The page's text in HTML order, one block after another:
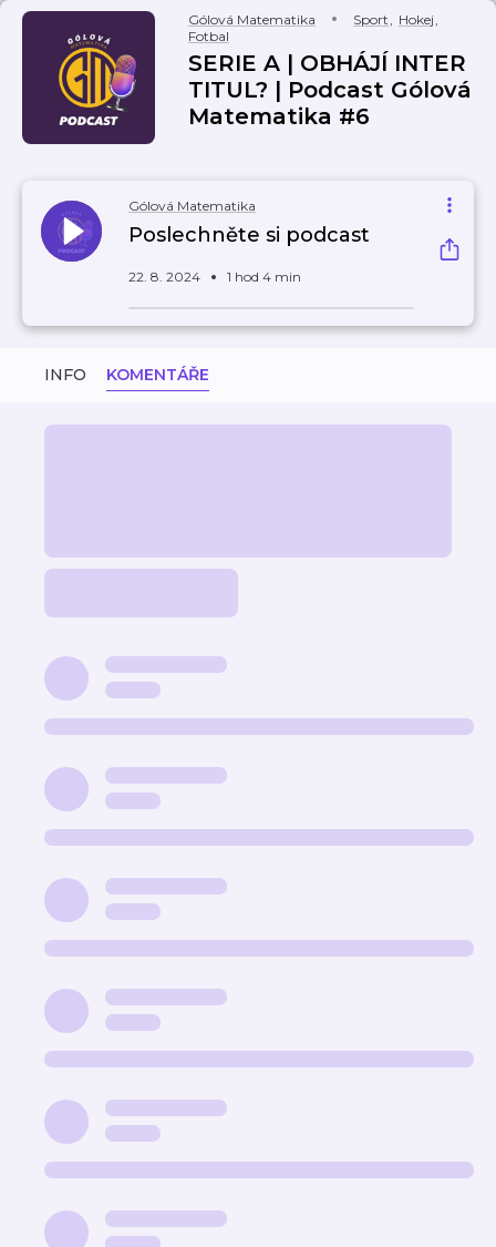
Gólová Matematika Sport, Hokej,
Fotbal
SERIE A | OBHÁJÍ INTER
TITUL? | Podcast Gólová
Matematika #6
Gólová Matematika
Poslechněte si podcast
22. 8. 2024 1 hod 4 min
INFO KOMENTÁŘE